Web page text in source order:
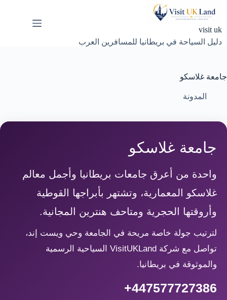
visit uk
دليل السياحة في بريطانيا للمسافرين العرب
جامعة غلاسكو
المدونة
جامعة غلاسكو
واحدة من أعرق جامعات بريطانيا وأجمل معالم
غلاسكو المعمارية، وتشتهر بأبراجها القوطية
وأروقتها الحجرية ومتاحف هنترين المجانية.
لترتيب جولة خاصة مريحة في الجامعة وحي ويست إند،
تواصل مع شركة VisitUKLand السياحية الرسمية
والموثوقة في بريطانيا.
+447577727386